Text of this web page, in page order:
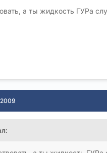
а ты жидкость ГУРа